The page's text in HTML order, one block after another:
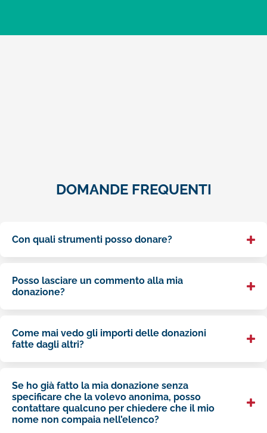
DOMANDE FREQUENTI
Con quali strumenti posso donare?
Posso lasciare un commento alla mia
donazione?
Come mai vedo gli importi delle donazioni
fatte dagli altri?
Se ho già fatto la mia donazione senza
specificare che la volevo anonima, posso
contattare qualcuno per chiedere che il mio
nome non compaia nell’elenco?